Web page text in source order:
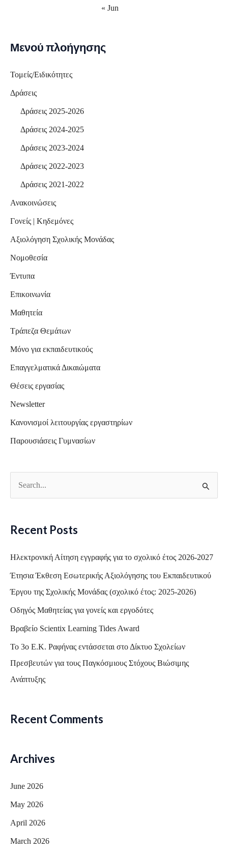
« Jun
Μενού πλοήγησης
Τομείς/Ειδικότητες
Δράσεις
Δράσεις 2025-2026
Δράσεις 2024-2025
Δράσεις 2023-2024
Δράσεις 2022-2023
Δράσεις 2021-2022
Ανακοινώσεις
Γονείς | Κηδεμόνες
Αξιολόγηση Σχολικής Μονάδας
Νομοθεσία
Έντυπα
Επικοινωνία
Μαθητεία
Τράπεζα Θεμάτων
Μόνο για εκπαιδευτικούς
Επαγγελματικά Δικαιώματα
Θέσεις εργασίας
Newsletter
Κανονισμοί λειτουργίας εργαστηρίων
Παρουσιάσεις Γυμνασίων
r
c
Recent Posts
Ηλεκτρονική Αίτηση εγγραφής για το σχολικό έτος 2026-2027
Έτησια Έκθεση Εσωτερικής Αξιολόγησης του Εκπαιδευτικού
Έργου της Σχολικής Μονάδας (σχολικό έτος: 2025-2026)
Οδηγός Μαθητείας για γονείς και εργοδότες
Βραβείο Scientix Learning Tides Award
Το 3ο Ε.Κ. Ραφήνας εντάσσεται στο Δίκτυο Σχολείων
Πρεσβευτών για τους Παγκόσμιους Στόχους Βιώσιμης
Ανάπτυξης
Recent Comments
Archives
June 2026
May 2026
April 2026
March 2026